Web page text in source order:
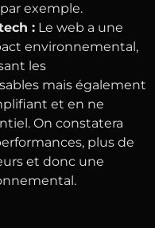
exemple.
: Le web a une
environnemental,
les
mais également
et en ne
On constatera
plus de
et donc une